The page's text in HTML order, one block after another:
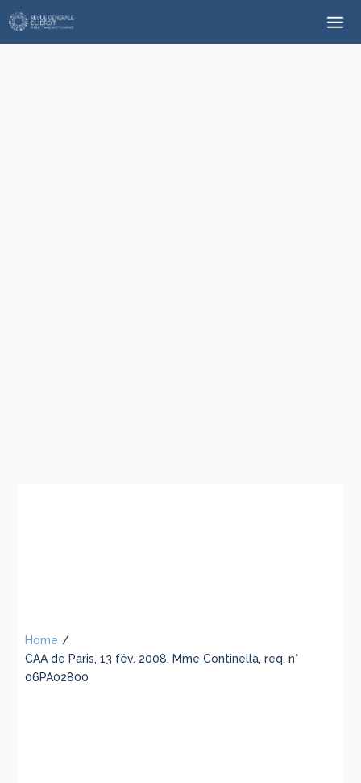
Home /
CAA de Paris, 13 fév. 2008, Mme Continella, req. n°
06PA02800